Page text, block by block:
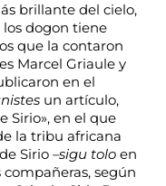
brillante del cielo,
los dogon tiene
que la contaron
Marcel Griaule y
en el
un artículo,
Sirio», en el que
la tribu africana
Sirio –sigu tolo en
según